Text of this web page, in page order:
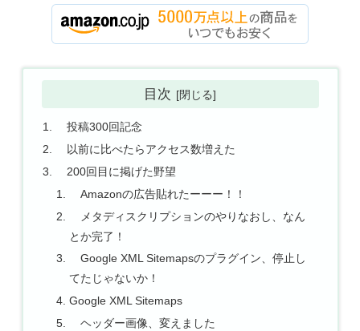
目次
投稿300回記念
以前に比べたらアクセス数増えた
200回目に掲げた野望
Amazonの広告貼れたーーー！！
メタディスクリプションのやりなおし、なん
とか完了！
Google XML Sitemapsのプラグイン、停止し
てたじゃないか！
Google XML Sitemaps
ヘッダー画像、変えました